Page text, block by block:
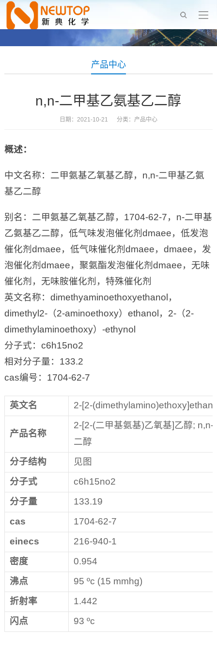
产品中心
n,n-二甲基乙氨基乙二醇
日期：2021-10-21 分类： 产品中心
概述：
中文名称：二甲氨基乙氧基乙醇，n,n-二甲基乙氨
基乙二醇
别名：二甲氨基乙氧基乙醇，1704-62-7，n-二甲基
乙氨基乙二醇，低气味发泡催化剂dmaee，低发泡
催化剂dmaee，低气味催化剂dmaee，dmaee，发
泡催化剂dmaee，聚氨酯发泡催化剂dmaee，无味
催化剂，无味胺催化剂，特殊催化剂
英文名称：dimethyaminoethoxyethanol，
dimethyl2-（2-aminoethoxy）ethanol，2-（2-
dimethylaminoethoxy）-ethynol
分子式：c6h15no2
相对分子量：133.2
cas编号：1704-62-7
英文名 2-[2-
产品名称
2-[2-(二甲基氨基)乙氧基]乙醇;
二醇
分子结构
见图
分子式
c6h15no2
分子量
133.19
cas
1704-62-7
einecs
216-940-1
密度
0.954
沸点
95 ºc (15 mmhg)
折射率
1.442
闪点
93 ºc